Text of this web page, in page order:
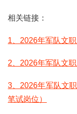
相关链接：
1、2026年军队文
2、2026年军队文
3、2026年军队文
笔试岗位）